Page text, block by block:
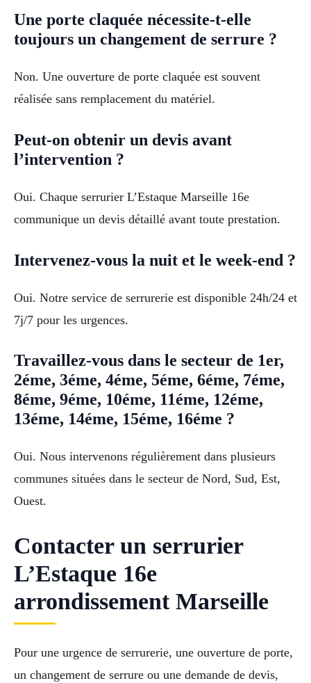
Une porte claquée nécessite-t-elle
toujours un changement de serrure ?
Non. Une ouverture de porte claquée est souvent
réalisée sans remplacement du matériel.
Peut-on obtenir un devis avant
l’intervention ?
Oui. Chaque serrurier L’Estaque Marseille 16e
communique un devis détaillé avant toute prestation.
Intervenez-vous la nuit et le week-end ?
Oui. Notre service de serrurerie est disponible 24h/24 et
7j/7 pour les urgences.
Travaillez-vous dans le secteur de 1er,
2éme, 3éme, 4éme, 5éme, 6éme, 7éme,
8éme, 9éme, 10éme, 11éme, 12éme,
13éme, 14éme, 15éme, 16éme ?
Oui. Nous intervenons régulièrement dans plusieurs
communes situées dans le secteur de Nord, Sud, Est,
Ouest.
Contacter un serrurier
L’Estaque 16e
arrondissement Marseille
Pour une urgence de serrurerie, une ouverture de porte,
un changement de serrure ou une demande de devis,